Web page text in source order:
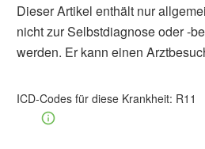
Dieser Artikel enthält nur
nicht zur Selbstdiagnose oder -
werden. Er kann einen
ICD-Codes für diese Krankheit: R11